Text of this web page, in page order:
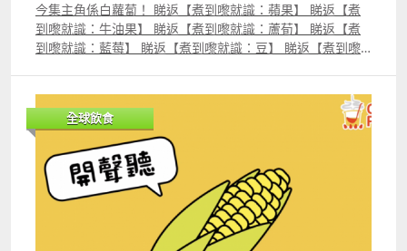
今集主角係白蘿蔔！ 睇返【煮到嚟就識：蘋果】 睇返【煮
到嚟就識：牛油果】 睇返【煮到嚟就識：蘆荀】 睇返【煮
到嚟就識：藍莓】 睇返【煮到嚟就識：豆】 睇返【煮到嚟
Eat Ready Follow Instagram geteatready
全球飲食